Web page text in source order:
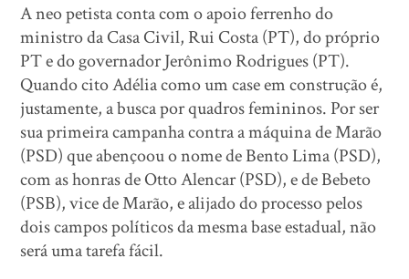
A neo petista conta com o apoio ferrenho do
ministro da Casa Civil, Rui Costa (PT), do próprio
PT e do governador Jerônimo Rodrigues (PT).
Quando cito Adélia como um case em construção é,
justamente, a busca por quadros femininos. Por ser
sua primeira campanha contra a máquina de Marão
(PSD) que abençoou o nome de Bento Lima (PSD),
com as honras de Otto Alencar (PSD), e de Bebeto
(PSB), vice de Marão, e alijado do processo pelos
dois campos políticos da mesma base estadual, não
será uma tarefa fácil.